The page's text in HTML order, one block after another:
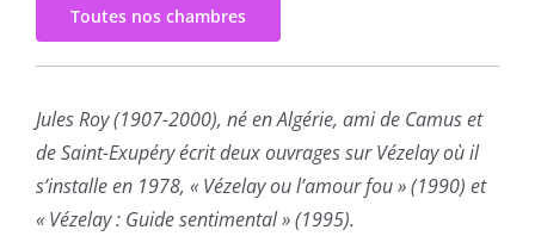
Toutes nos chambres
Jules Roy (1907-2000), né en Algérie, ami de Camus et
de Saint-Exupéry écrit deux ouvrages sur Vézelay où il
s’installe en 1978, « Vézelay ou l’amour fou » (1990) et
« Vézelay : Guide sentimental » (1995).